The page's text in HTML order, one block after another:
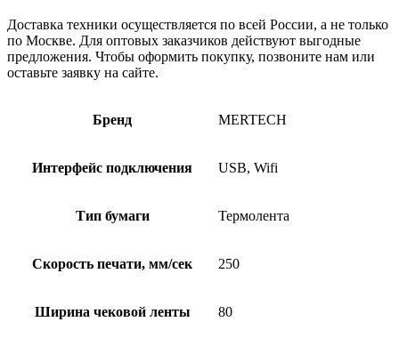
Доставка техники осуществляется по всей России, а не только
по Москве. Для оптовых заказчиков действуют выгодные
предложения. Чтобы оформить покупку, позвоните нам или
оставьте заявку на сайте.
Бренд MERTECH
Интерфейс подключения USB, Wifi
Тип бумаги Термолента
Скорость печати, мм/сек 250
Ширина чековой ленты 80